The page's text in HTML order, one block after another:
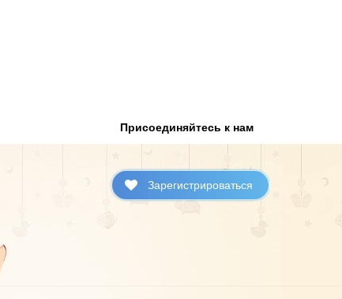
Присоединяйтесь к нам
Зарегистрироваться